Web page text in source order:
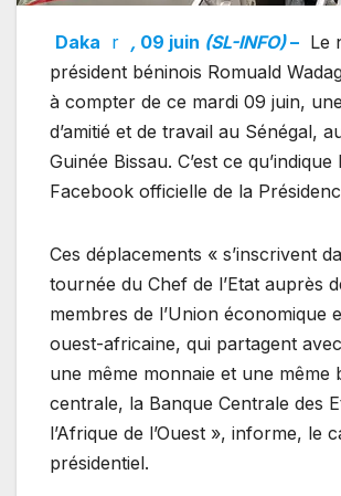
Daka r , 09 juin (SL-INFO)– Le
président béninois Romuald
à compter de ce mardi 09 juin,
d’amitié et de travail au Sénégal,
Guinée Bissau. C’est ce qu’indique
Facebook officielle de la
Ces déplacements « s’inscrivent
tournée du Chef de l’Etat auprès
membres de l’Union économique
ouest-africaine, qui partagent
une même monnaie et une même
centrale, la Banque Centrale des
l’Afrique de l’Ouest », informe, le
présidentiel.